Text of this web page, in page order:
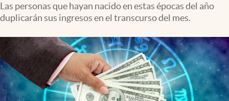
Tv
Espiritualidad
Mediakit
abre en nueva pestaña
México
Las personas que hayan nacido en estas épocas del año
duplicarán sus ingresos en el transcurso del mes.